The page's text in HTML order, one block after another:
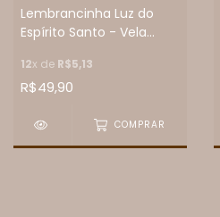
Lembrancinha Luz do
Espírito Santo - Vela
12x de R$5,13
R$49,90
COMPRAR